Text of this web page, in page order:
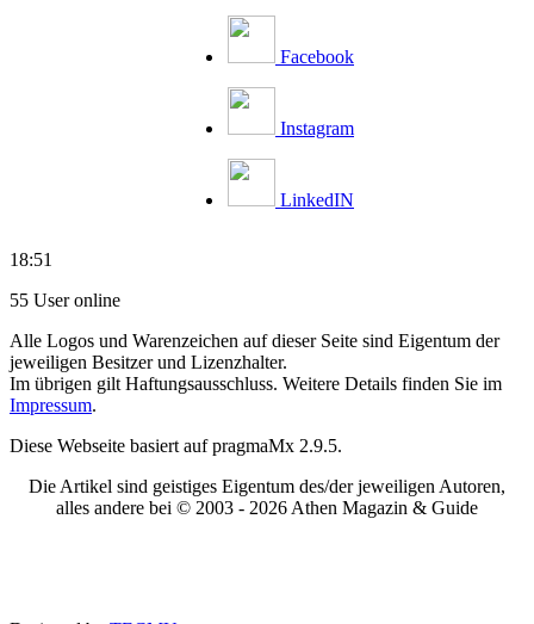
Facebook
Instagram
LinkedIN
18:51
55 User online
Alle Logos und Warenzeichen auf dieser Seite sind Eigentum der
jeweiligen Besitzer und Lizenzhalter.
Im übrigen gilt Haftungsausschluss. Weitere Details finden Sie im
Impressum.
Diese Webseite basiert auf pragmaMx 2.9.5.
Die Artikel sind geistiges Eigentum des/der jeweiligen Autoren,
alles andere bei © 2003 - 2026 Athen Magazin & Guide